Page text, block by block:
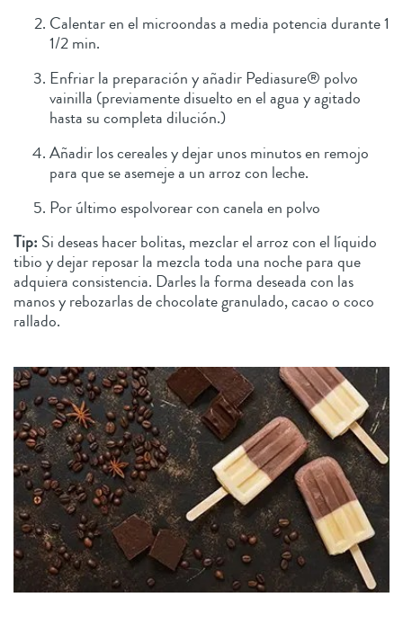
Calentar en el microondas a media potencia durante 1
1/2 min.
Enfriar la preparación y añadir Pediasure® polvo
vainilla (previamente disuelto en el agua y agitado
hasta su completa dilución.)
Añadir los cereales y dejar unos minutos en remojo
para que se asemeje a un arroz con leche.
Por último espolvorear con canela en polvo
Tip: Si deseas hacer bolitas, mezclar el arroz con el líquido
tibio y dejar reposar la mezcla toda una noche para que
adquiera consistencia. Darles la forma deseada con las
manos y rebozarlas de chocolate granulado, cacao o coco
rallado.